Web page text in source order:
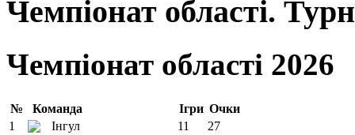
Чемпіонат області.
Чемпіонат області 2026
№ Команда Ігри Очки
1
Інгул 11
27